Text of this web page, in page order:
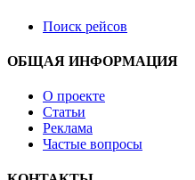
Поиск рейсов
ОБЩАЯ ИНФОРМАЦИЯ
О проекте
Статьи
Реклама
Частые вопросы